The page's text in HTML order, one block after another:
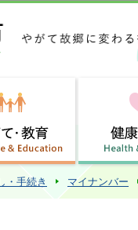
・手続き マイナンバー